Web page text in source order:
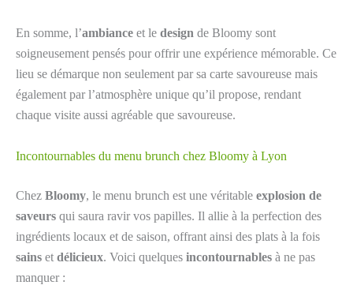
En somme, l’ambiance et le design de Bloomy sont
soigneusement pensés pour offrir une expérience mémorable. Ce
lieu se démarque non seulement par sa carte savoureuse mais
également par l’atmosphère unique qu’il propose, rendant
chaque visite aussi agréable que savoureuse.
Incontournables du menu brunch chez Bloomy à Lyon
Chez Bloomy, le menu brunch est une véritable explosion de
saveurs qui saura ravir vos papilles. Il allie à la perfection des
ingrédients locaux et de saison, offrant ainsi des plats à la fois
sains et délicieux. Voici quelques incontournables à ne pas
manquer :